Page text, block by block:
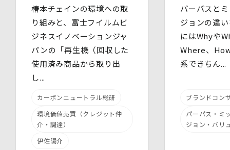
措置を実施します。
(1)組織的安全管理措置
・ 個人データの取扱いに関する責任者を定め、報告連絡
体制や取扱方法を管理しています。
・ 個人情報の取扱状況について定期的な点検及び監査を
実施しています。
(2)人的安全管理措置
・ 個人データについての秘密保持に関する事項を就業規
(3)物理的安全管理措置
・個人データを取扱う区域において、従業員の入退室管理
及び持ち込む機器等の制限を行うとともに、権限を有しな
椿本チェインの環境への取
り組みと、富士フイルムビ
ジネスイノベーションジャ
パンの「再生機（回収した
使用済み商品から取り出
し...
カーボンニュートラル総研
環境価値売買（クレジット仲
介・調達）
伊佐陽介
パーパスと
ジョンの違
にはWhyや
Where、
系できちん...
ブランドコン
パーパス・ミ
ジョン・バリ